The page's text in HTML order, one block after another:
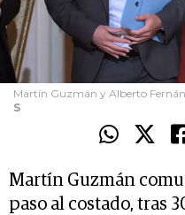
Martín Guzmán y Alberto
S
Martín Guzmán
paso al costado, tras